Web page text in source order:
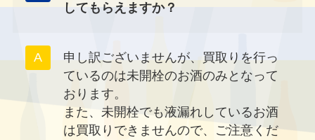
してもらえますか？
申し訳ございませんが、買取りを行っ
ているのは未開栓のお酒のみとなって
おります。
また、未開栓でも液漏れしているお酒
は買取りできませんので、ご注意くだ